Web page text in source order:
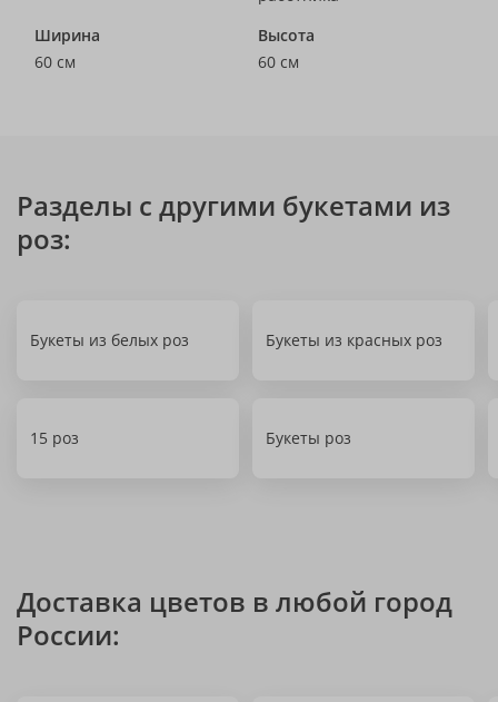
Ширина
60 см
Высота
60 см
Разделы с другими букетами из
роз:
Букеты из белых роз Букеты из красных роз
15 роз Букеты роз
Доставка цветов в любой город
России: